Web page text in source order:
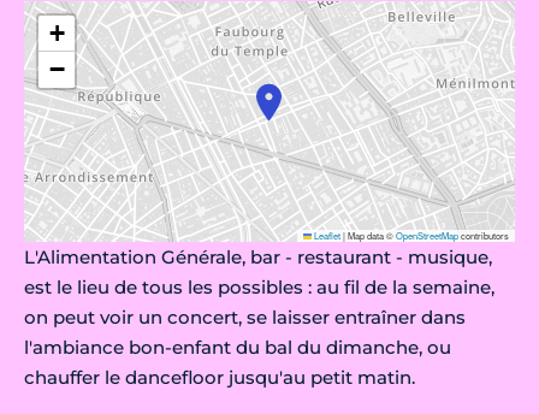
+
−
Leaflet|Map data ©OpenStreetMapcontributors
L'Alimentation Générale, bar - restaurant - musique,
est le lieu de tous les possibles : au fil de la semaine,
on peut voir un concert, se laisser entraîner dans
l'ambiance bon-enfant du bal du dimanche, ou
chauffer le dancefloor jusqu'au petit matin.